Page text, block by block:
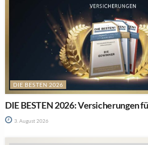
DIE BESTEN 2026
DIE BESTEN 2026: Versicherungen
3. August 2026